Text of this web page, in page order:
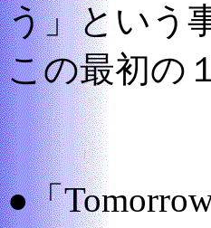
う」という
この最初の
●「